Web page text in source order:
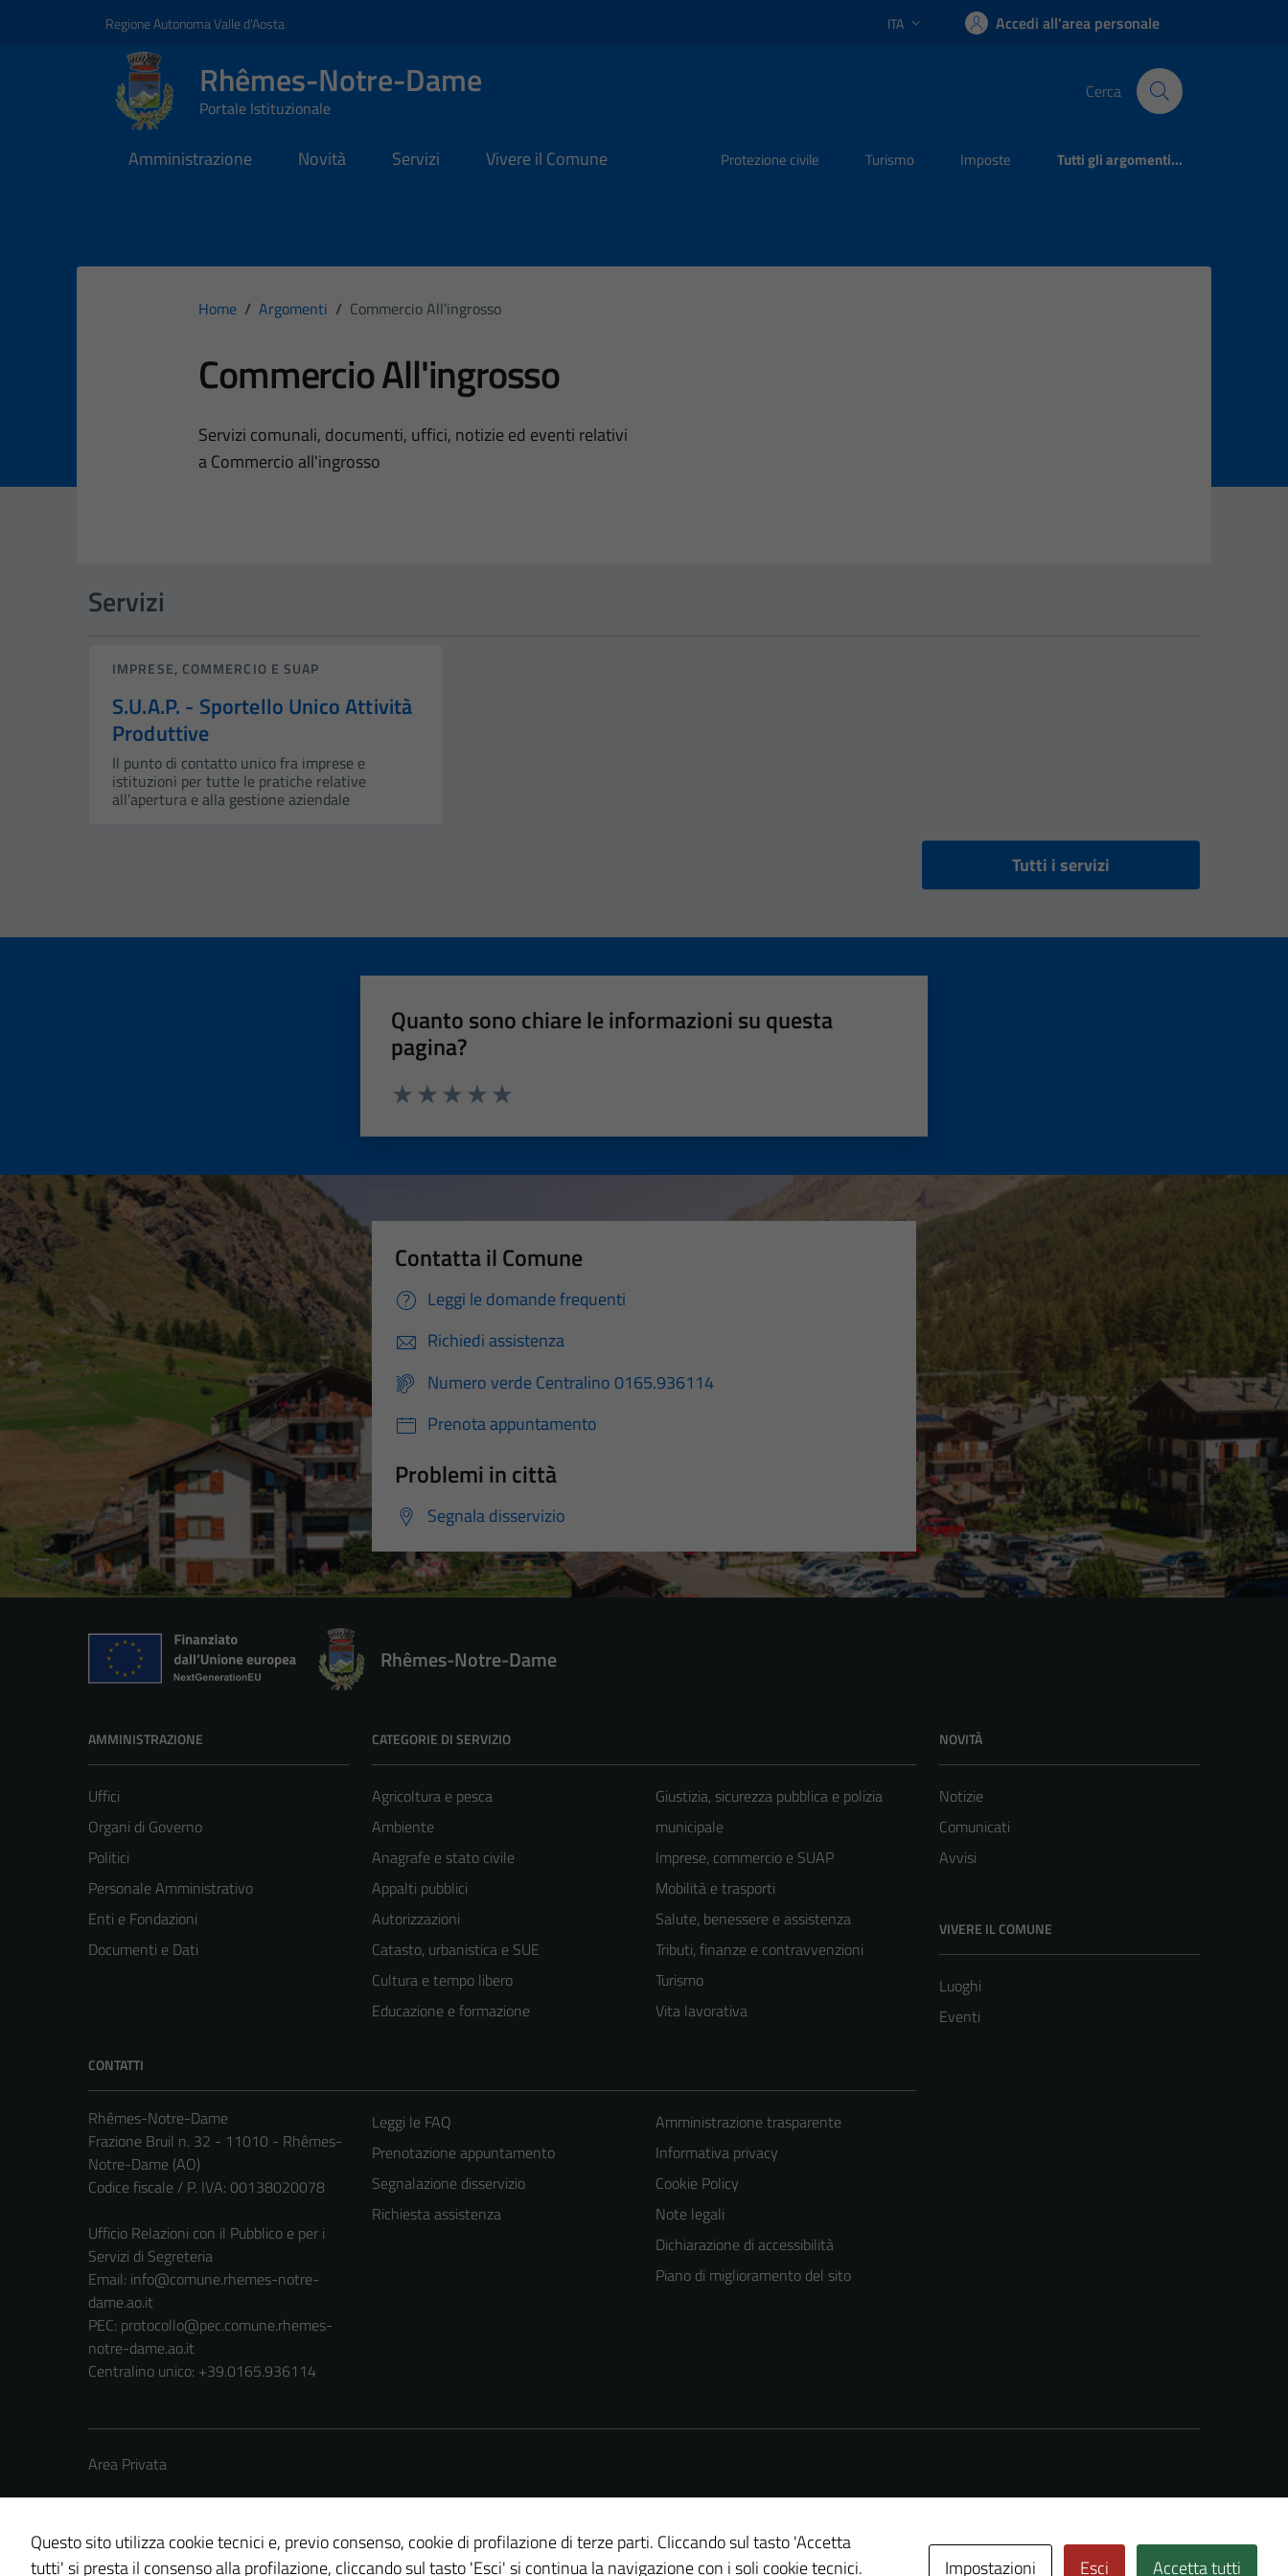
Regione Autonoma Valle d'Aosta Lingua attiva:
ITA Accedi all'area personale
Rhêmes-Notre-Dame
Portale Istituzionale
Cerca
Amministrazione Novità Servizi Vivere il Comune Protezione civile Turismo Imposte Tutti gli argomenti...
Home / Argomenti / Commercio All'ingrosso
Commercio All'ingrosso
Dettagli dell'argomento
Servizi comunali, documenti, uffici, notizie ed eventi relativi
a Commercio all'ingrosso
Servizi
IMPRESE, COMMERCIO E SUAP
S.U.A.P. - Sportello Unico Attività
Produttive
Il punto di contatto unico fra imprese e
istituzioni per tutte le pratiche relative
all’apertura e alla gestione aziendale
Tutti i servizi
Quanto sono chiare le informazioni su questa
pagina?
Contatta il Comune
Leggi le domande frequenti
Richiedi assistenza
Numero verde Centralino 0165.936114
Prenota appuntamento
Problemi in città
Segnala disservizio
Rhêmes-Notre-Dame
AMMINISTRAZIONE
Uffici
Organi di Governo
Politici
Personale Amministrativo
Enti e Fondazioni
Documenti e Dati
CATEGORIE DI SERVIZIO
Agricoltura e pesca
Ambiente
Anagrafe e stato civile
Appalti pubblici
Autorizzazioni
Catasto, urbanistica e SUE
Cultura e tempo libero
Educazione e formazione
Giustizia, sicurezza pubblica e polizia
municipale
Imprese, commercio e SUAP
Mobilità e trasporti
Salute, benessere e assistenza
Tributi, finanze e contravvenzioni
Turismo
Vita lavorativa
NOVITÀ
Notizie
Comunicati
Avvisi
VIVERE IL COMUNE
Luoghi
Eventi
CONTATTI
Rhêmes-Notre-Dame
Frazione Bruil n. 32 - 11010 - Rhêmes-
Notre-Dame (AO)
Codice fiscale / P. IVA: 00138020078
Ufficio Relazioni con il Pubblico e per i
Servizi di Segreteria
Email: info@comune.rhemes-notre-
dame.ao.it
PEC: protocollo@pec.comune.rhemes-
notre-dame.ao.it
Centralino unico: +39.0165.936114
Leggi le FAQ
Prenotazione appuntamento
Segnalazione disservizio
Richiesta assistenza
Amministrazione trasparente
Informativa privacy
Cookie Policy
Note legali
Dichiarazione di accessibilità
Piano di miglioramento del sito
Area Privata
Questo sito utilizza cookie tecnici e, previo consenso, cookie di profilazione di terze parti. Cliccando sul tasto 'Accetta
tutti' si presta il consenso alla profilazione, cliccando sul tasto 'Esci' si continua la navigazione con i soli cookie tecnici.
Impostazioni Esci Accetta tutti